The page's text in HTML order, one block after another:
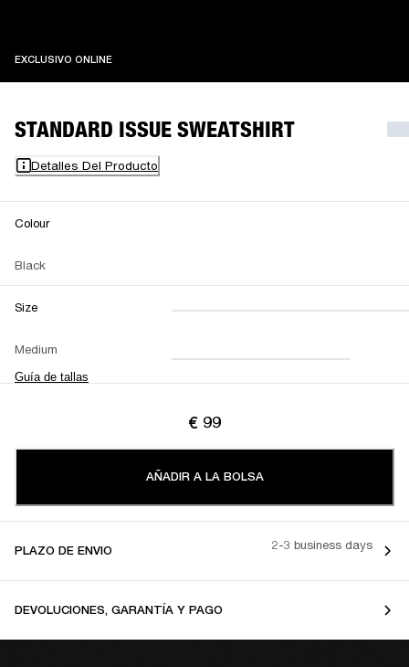
EXCLUSIVO ONLINEEXCLUSIVO ONLINE
STANDARD ISSUE SWEATSHIRT
Detalles Del Producto
Colour
Black
Size
Medium
Guía de tallas
XXS XS S M
L XL XXL
€ 99
AÑADIR A LA BOLSA
PLAZO DE ENVIO 2-3 business days
DEVOLUCIONES, GARANTÍA Y PAGO